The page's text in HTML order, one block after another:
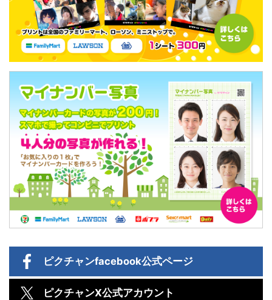
ピクチャンfacebook公式ページ
ピクチャンX公式アカウント